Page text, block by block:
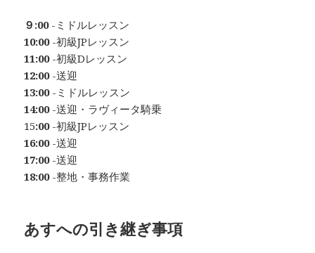
９:00-ミドルレッスン
10:00-初級JPレッスン
11:00-初級Dレッスン
12:00-送迎
13:00-ミドルレッスン
14:00-送迎・ラヴィータ騎乗
15:00-初級JPレッスン
16:00-送迎
17:00-送迎
18:00-整地・事務作業
あすへの引き継ぎ事項